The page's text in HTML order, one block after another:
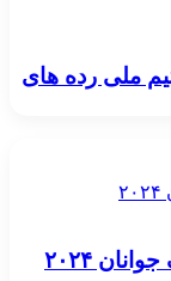
ملی رده های
۲۰۲۴